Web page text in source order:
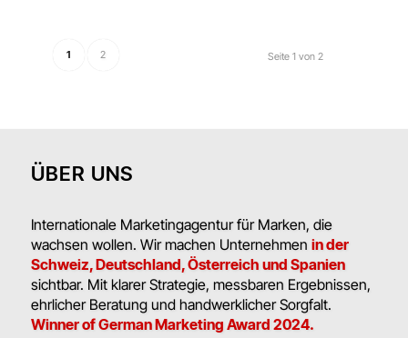
Seite 1 von 2
1 2
ÜBER UNS
Internationale Marketingagentur für Marken, die
wachsen wollen. Wir machen Unternehmen in der
Schweiz, Deutschland, Österreich und Spanien
sichtbar. Mit klarer Strategie, messbaren Ergebnissen,
ehrlicher Beratung und handwerklicher Sorgfalt.
Winner of German Marketing Award 2024.